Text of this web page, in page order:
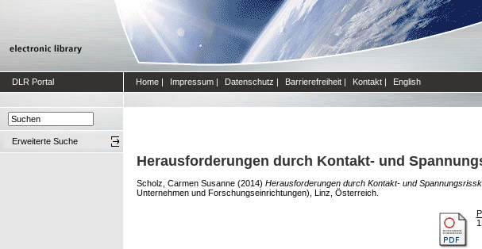
DLR Portal Home | Impressum | Datenschutz | Barrierefreiheit | Kontakt | English
Erweiterte Suche
Herausforderungen durch Kontakt- und
Scholz, Carmen Susanne (2014) Herausforderungen durch Kontakt- und
Unternehmen und Forschungseinrichtungen), Linz, Österreich.